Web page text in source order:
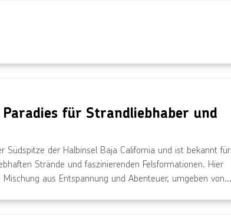
Paradies für Strandliebhaber und
Südspitze der Halbinsel Baja California und ist bekannt für
Strände und faszinierenden Felsformationen. Hier
aus Entspannung und Abenteuer, umgeben von
Strandbars am Medano Beach oder bei einer